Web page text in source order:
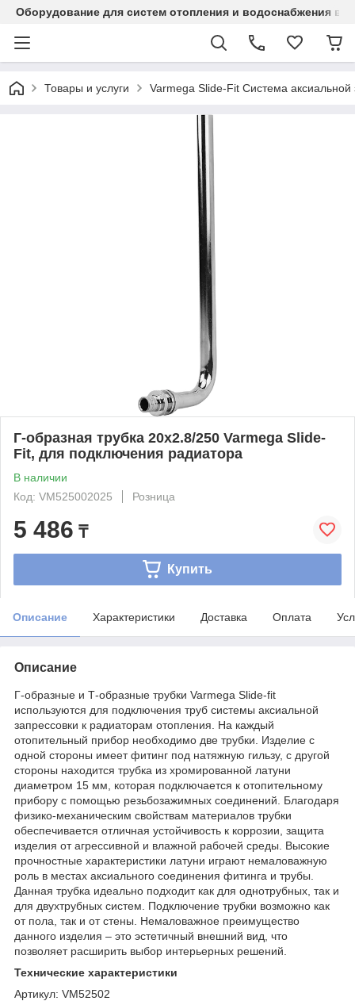
Оборудование для систем отопления и водоснабжения в
Товары и услуги Varmega Slide-Fit Система аксиальной
Г-образная трубка 20х2.8/250 Varmega Slide-
Fit, для подключения радиатора
В наличии
Код: VM525002025
Розница
5 486 ₸
Купить
Описание Характеристики Доставка Оплата
Описание
Г-образные и Т-образные трубки Varmega Slide-fit
используются для подключения труб системы аксиальной
запрессовки к радиаторам отопления. На каждый
отопительный прибор необходимо две трубки. Изделие с
одной стороны имеет фитинг под натяжную гильзу, с другой
стороны находится трубка из хромированной латуни
диаметром 15 мм, которая подключается к отопительному
прибору с помощью резьбозажимных соединений. Благодаря
физико-механическим свойствам материалов трубки
обеспечивается отличная устойчивость к коррозии, защита
изделия от агрессивной и влажной рабочей среды. Высокие
прочностные характеристики латуни играют немаловажную
роль в местах аксиального соединения фитинга и трубы.
Данная трубка идеально подходит как для однотрубных, так и
для двухтрубных систем. Подключение трубки возможно как
от пола, так и от стены. Немаловажное преимущество
данного изделия – это эстетичный внешний вид, что
позволяет расширить выбор интерьерных решений.
Технические характеристики
Артикул: VM52502